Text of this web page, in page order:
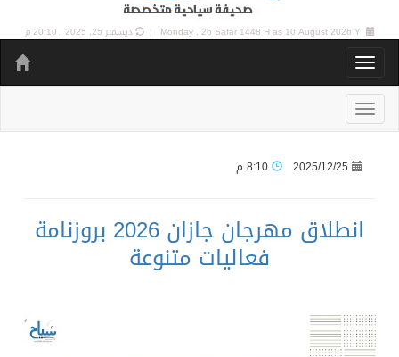
Monday , 26 Safar 1448 H as 10 August 2026 Y | ديسمبر 25, 2025 , 20:10 م
2025/12/25
انطلاق مهرجان جازان 2026 بروزنامة
فعاليات متنوعة